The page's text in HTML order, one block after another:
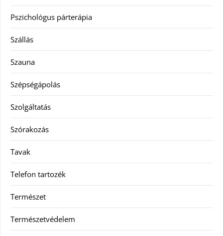
Pszichológus párterápia
Szállás
Szauna
Szépségápolás
Szolgáltatás
Szórakozás
Tavak
Telefon tartozék
Természet
Természetvédelem